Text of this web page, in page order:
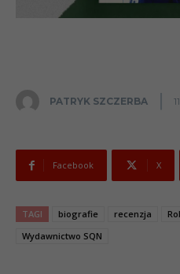
PATRYK SZCZERBA
Facebook X
TAGI biografie recenzja
Wydawnictwo SQN